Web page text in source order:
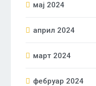
мај 2024
април 2024
март 2024
фебруар 2024